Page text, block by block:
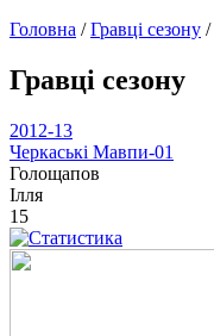
Головна /Гравці сезону /
Гравці сезону
2012-13
Черкаські Мавпи-01
Голощапов
Ілля
15